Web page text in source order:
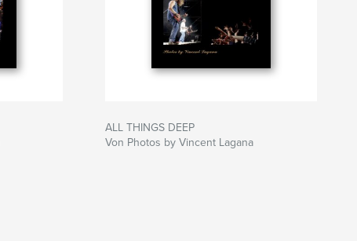
ALL THINGS DEEP
Von Photos by Vincent Lagana